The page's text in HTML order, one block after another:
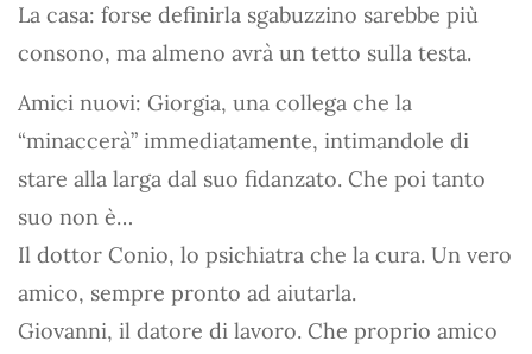
La casa: forse definirla sgabuzzino sarebbe più
consono, ma almeno avrà un tetto sulla testa.
Amici nuovi: Giorgia, una collega che la
“minaccerà” immediatamente, intimandole di
stare alla larga dal suo fidanzato. Che poi tanto
suo non è…
Il dottor Conio, lo psichiatra che la cura. Un vero
amico, sempre pronto ad aiutarla.
Giovanni, il datore di lavoro. Che proprio amico